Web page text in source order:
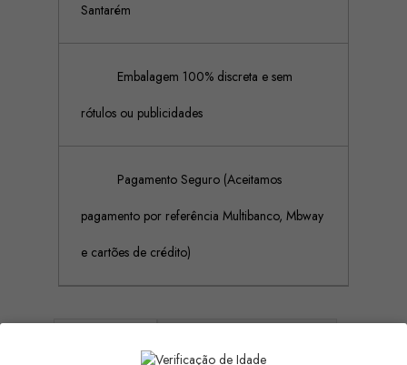
Santarém
Embalagem 100% discreta e sem
rótulos ou publicidades
Pagamento Seguro (Aceitamos
pagamento por referência Multibanco, Mbway
e cartões de crédito)